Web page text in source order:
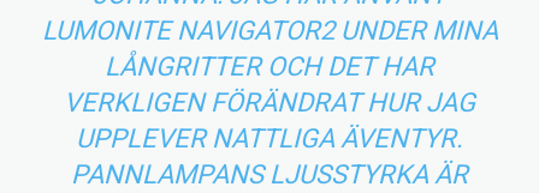
LUMONITE NAVIGATOR2 UNDER MINA
LÅNGRITTER OCH DET HAR
VERKLIGEN FÖRÄNDRAT HUR JAG
UPPLEVER NATTLIGA ÄVENTYR.
PANNLAMPANS LJUSSTYRKA ÄR